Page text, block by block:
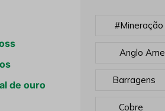
de ouro
#mineração
Anglo
Barragens
Cobre